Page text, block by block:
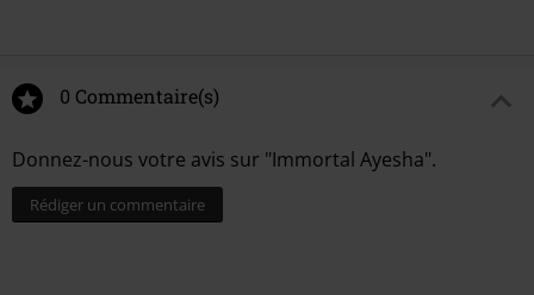
0 Commentaire(s)
Donnez-nous votre avis sur "Immortal Ayesha".
Rédiger un commentaire